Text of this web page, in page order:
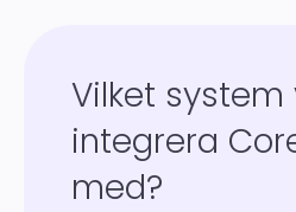
Vilket system
integrera
med?